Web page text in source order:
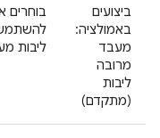
ביצועים
באמולציה:
מעבד
מרובה
ליבות
(מתקדם)
להשתמש
ליבות